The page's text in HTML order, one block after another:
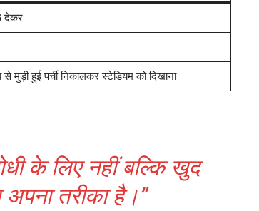
देकर
मुड़ी हुई पर्ची निकालकर स्टेडियम को दिखाना
के लिए नहीं बल्कि खुद
तरीका है।”